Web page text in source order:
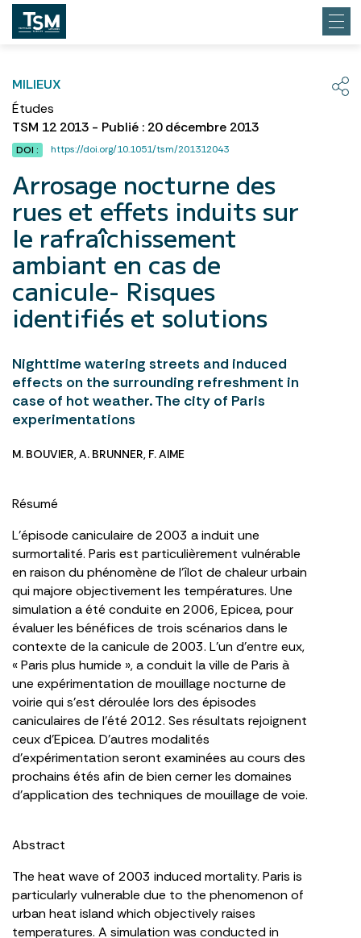
MILIEUX
Études
TSM 12 2013 - Publié : 20 décembre 2013
DOI : https://doi.org/10.1051/tsm/201312043
Arrosage nocturne des
rues et effets induits sur
le rafraîchissement
ambiant en cas de
canicule- Risques
identifiés et solutions
Nighttime watering streets and induced
effects on the surrounding refreshment in
case of hot weather. The city of Paris
experimentations
M. BOUVIER,A. BRUNNER, F. AIME
Résumé
L’épisode caniculaire de 2003 a induit une
surmortalité. Paris est particulièrement vulnérable
en raison du phénomène de l’îlot de chaleur urbain
qui majore objectivement les températures. Une
simulation a été conduite en 2006, Epicea, pour
évaluer les bénéfices de trois scénarios dans le
contexte de la canicule de 2003. L’un d’entre eux,
« Paris plus humide », a conduit la ville de Paris à
une expérimentation de mouillage nocturne de
voirie qui s’est déroulée lors des épisodes
caniculaires de l’été 2012. Ses résultats rejoignent
ceux d’Epicea. D’autres modalités
d’expérimentation seront examinées au cours des
prochains étés afin de bien cerner les domaines
d’application des techniques de mouillage de voie.
Abstract
The heat wave of 2003 induced mortality. Paris is
particularly vulnerable due to the phenomenon of
urban heat island which objectively raises
temperatures. A simulation was conducted in